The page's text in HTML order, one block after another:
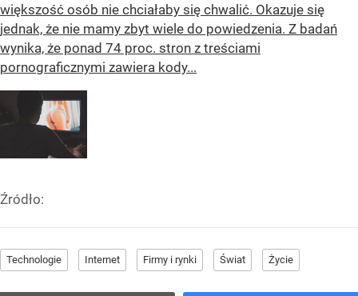
większość osób nie chciałaby się chwalić. Okazuje się
jednak, że nie mamy zbyt wiele do powiedzenia. Z badań
wynika, że ponad 74 proc. stron z treściami
pornograficznymi zawiera kody...
Źródło:
Technologie Internet Firmy i rynki Świat Życie